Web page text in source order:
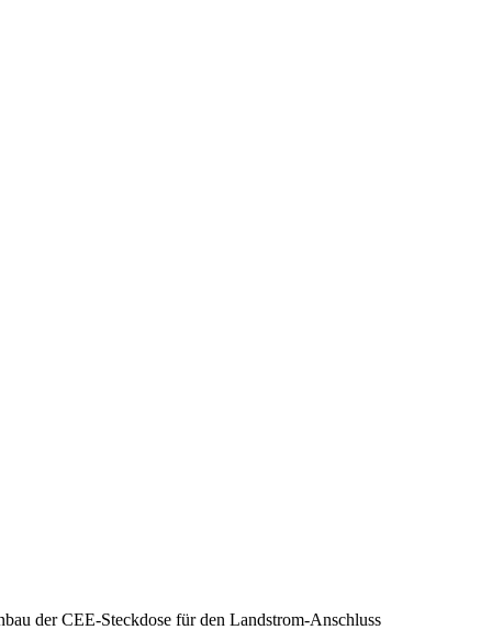
der CEE-Steckdose für den Landstrom-Anschluss